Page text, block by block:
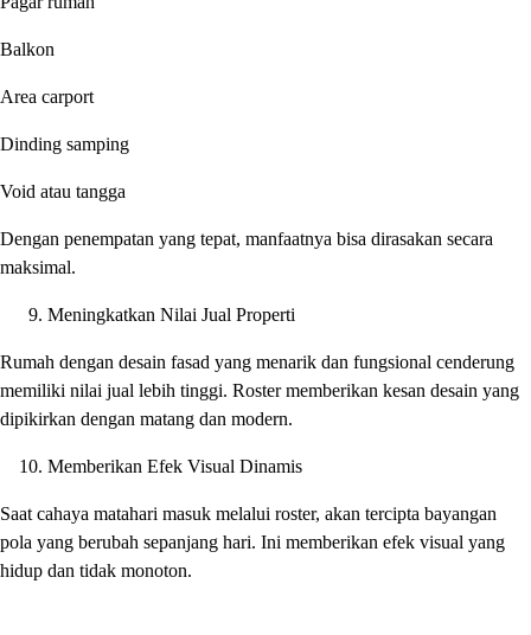
Balkon
Area carport
Dinding samping
Void atau tangga
Dengan penempatan yang tepat, manfaatnya bisa dirasakan secara
maksimal.
Meningkatkan Nilai Jual Properti
Rumah dengan desain fasad yang menarik dan fungsional cenderung
memiliki nilai jual lebih tinggi. Roster memberikan kesan desain yang
dipikirkan dengan matang dan modern.
Memberikan Efek Visual Dinamis
Saat cahaya matahari masuk melalui roster, akan tercipta bayangan
pola yang berubah sepanjang hari. Ini memberikan efek visual yang
hidup dan tidak monoton.